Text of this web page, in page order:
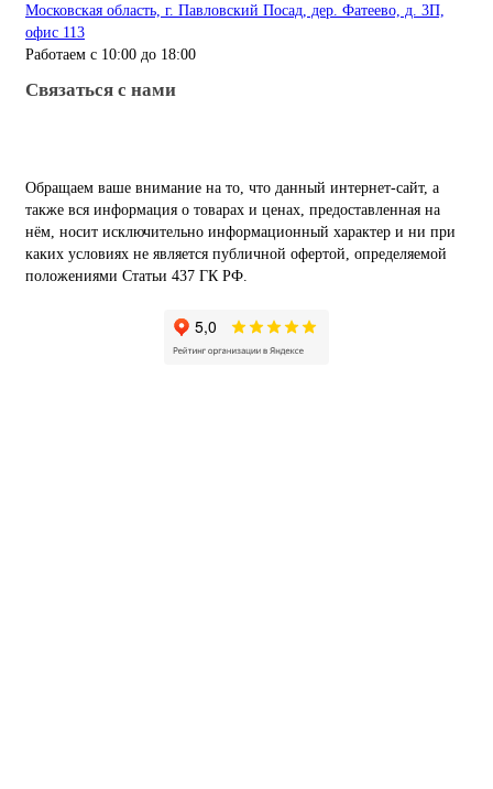
Московская область, г. Павловский Посад, дер. Фатеево, д. 3П,
офис 113
Работаем с 10:00 до 18:00
Связаться с нами
Обращаем ваше внимание на то, что данный интернет-сайт, а
также вся информация о товарах и ценах, предоставленная на
нём, носит исключительно информационный характер и ни при
каких условиях не является публичной офертой, определяемой
положениями Статьи 437 ГК РФ.